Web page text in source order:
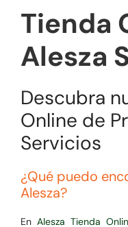
Tienda
Alesza
Descubra
Online de
Servicios
¿Qué puedo
Alesza?
En Alesza Tienda